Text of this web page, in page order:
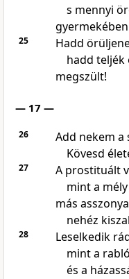
s mennyi
25
Hadd
hadd teljék
megszült!
— 17 —
26
Add nekem a
Kövesd
27
A prostituált
mint a
más
nehéz
28
Leselkedik
mint a
és a